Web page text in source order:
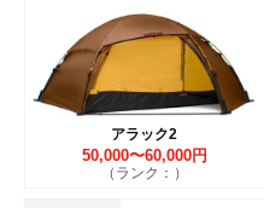
アラック2
50,000〜60,000円
（ランク：）